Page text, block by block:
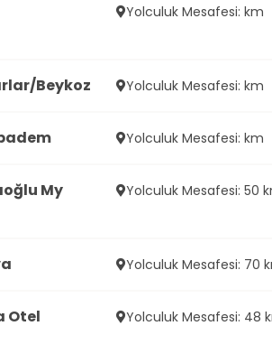
Yolculuk Mesafesi: km
Beykoz Yolculuk Mesafesi: km
Yolculuk Mesafesi: km
My
Yolculuk Mesafesi: 50
Yolculuk Mesafesi: 70
Otel
Yolculuk Mesafesi: 48